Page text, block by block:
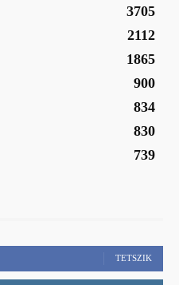
3705
2112
1865
900
834
830
739
TETSZIK